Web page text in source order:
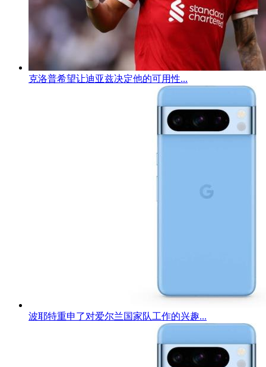
克洛普希望让迪亚兹决定他的可用性...
波耶特重申了对爱尔兰国家队工作的兴趣...